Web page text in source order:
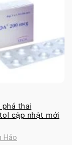
thai
cập nhật mới
Hảo